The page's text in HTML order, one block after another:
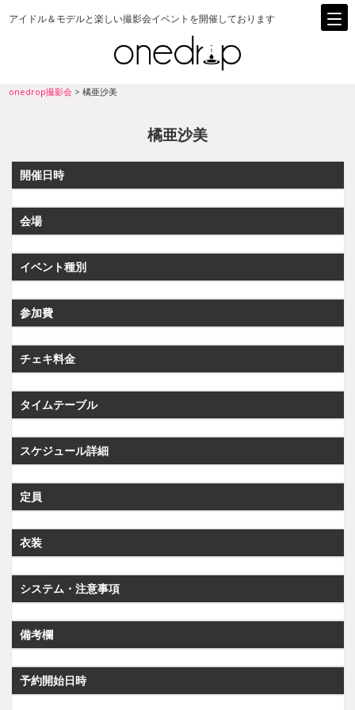
アイドル＆モデルと楽しい撮影会イベントを開催しております
onedrop撮影会 >橘亜沙美
橘亜沙美
開催日時
会場
イベント種別
参加費
チェキ料金
タイムテーブル
スケジュール詳細
定員
衣装
システム・注意事項
備考欄
予約開始日時